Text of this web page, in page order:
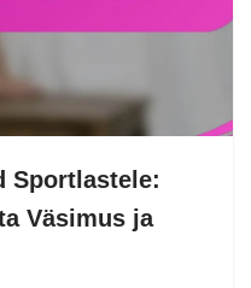
Sportlastele:
Väsimus ja